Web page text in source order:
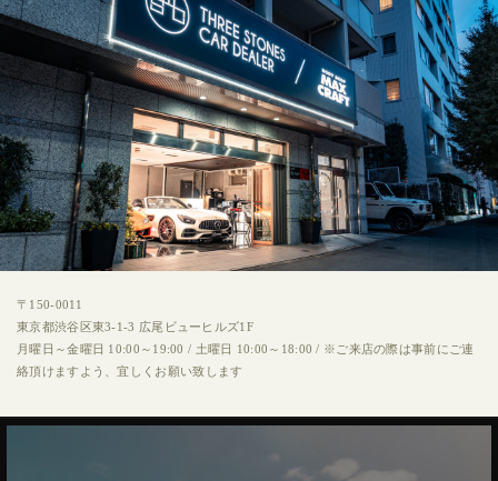
〒150-0011
東京都渋谷区東3-1-3 広尾ビューヒルズ1F
月曜日～金曜日 10:00～19:00 / 土曜日 10:00～18:00 / ※ご来店の際は事前にご連
絡頂けますよう、宜しくお願い致します